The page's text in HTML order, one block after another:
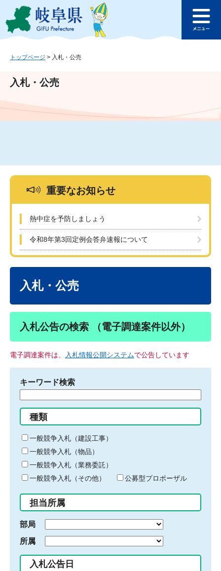
ジ
ュ
文
このページの本文へ
ュ
トップページ > 入札・公売
入札・公売
重要なお知らせ
熱中症を予防しましょう
令和8年第3回定例会答弁速報について
入札・公売
入札公告の検索 （電子調達案件以外）
電子調達案件は、 入札情報公開システムで公告しています
キーワード検索
る
キ
ー
ワ
ー
ド
入
力
種類
一般競争入札（建設工事）
一般競争入札（物品）
一般競争入札（業務委託）
一般競争入札（その他）
公募型プロポーザル
担当所属
部局
所属
入札公告日